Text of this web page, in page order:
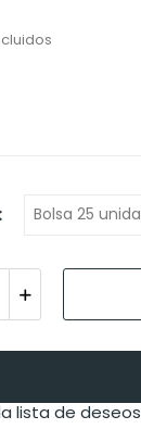
lista de deseos